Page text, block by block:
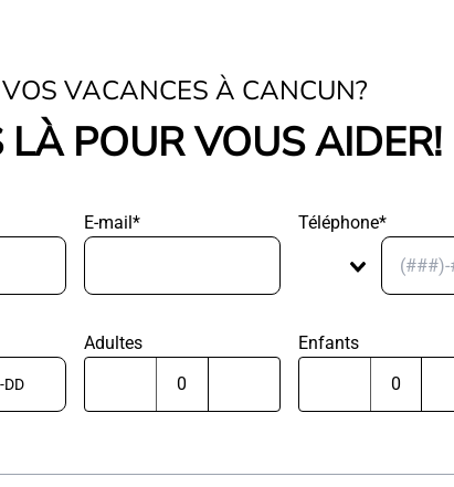
VACANCES À CANCUN?
POUR VOUS AIDER!
E-mail* Téléphone*
Adultes Enfants